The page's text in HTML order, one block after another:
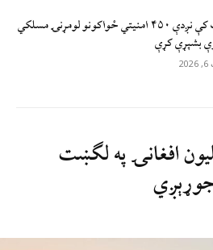
هرات کې نږدې ۴۵۰ امنيتي ځواکونو لومړنۍ مسلکي
بشپړې کړې
د ۲۳۰ میلیون افغانۍ په لګښت